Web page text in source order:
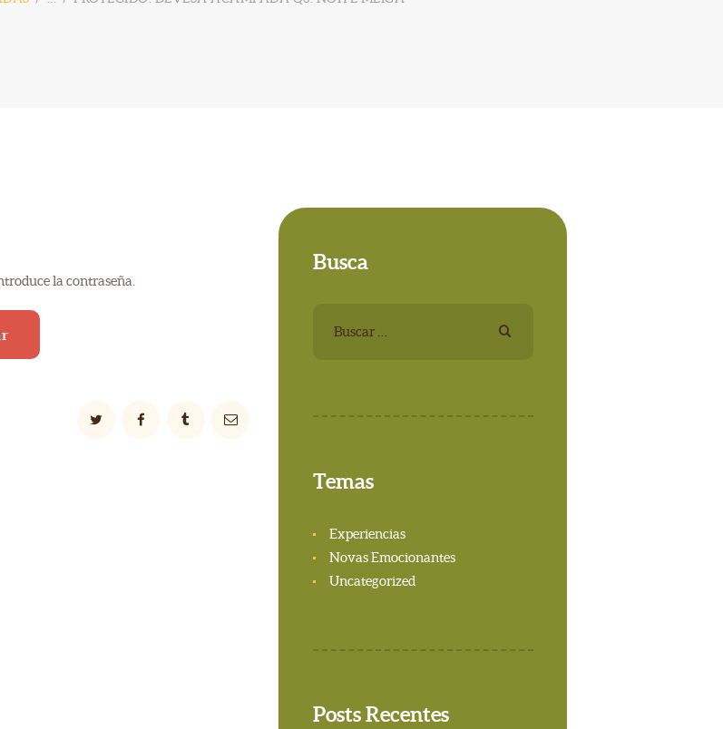
la contraseña.
Busca
Temas
Experiencias
Novas Emocionantes
Uncategorized
Posts Recentes